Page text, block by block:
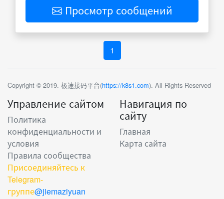
Просмотр сообщений
1
Copyright © 2019. 极速接码平台(https://k8s1.com). All Rights Reserved
Управление сайтом
Политика
конфиденциальности и
условия
Правила сообщества
Присоединяйтесь к
Telegram-
группе@jiemaziyuan
Навигация по
сайту
Главная
Карта сайта